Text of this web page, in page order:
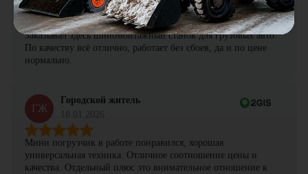
19.01.2026
Заказывал здесь шиномонтажный станок для грузовых авто.
По качеству всё отлично, работает без сбоев, да и по цене
нормально.
ГЖ
Городской житель
Мини погрузчик в работе понравился, хорошая
универсальная техника. Отличное соотношение цены и
качества. Отдельный плюс это внимательное отношение к